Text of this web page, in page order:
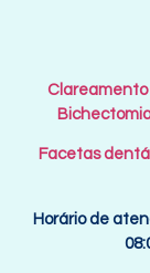
Clareamento
Facetas
Horário de